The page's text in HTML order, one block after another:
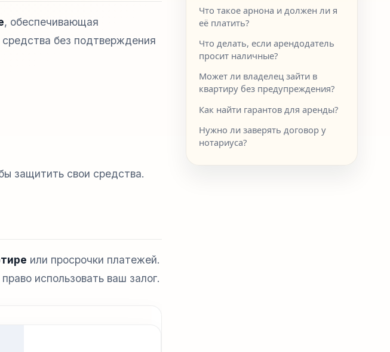
, обеспечивающая
без подтверждения
защитить свои средства.
или просрочки платежей.
использовать ваш залог.
Что такое арнона и должен ли я
её платить?
Что делать, если арендодатель
просит наличные?
Может ли владелец зайти в
квартиру без предупреждения?
Как найти гарантов для аренды?
Нужно ли заверять договор у
нотариуса?